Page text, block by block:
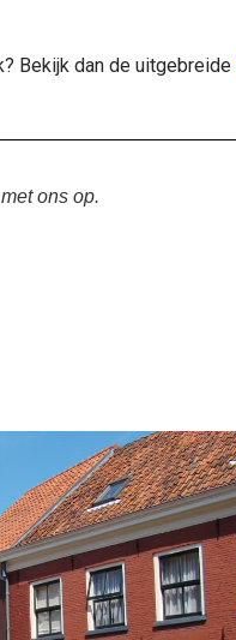
Bekijk dan de uitgebreide
ons op.